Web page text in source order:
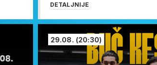
DETALJNIJE
29.08. (20:30)